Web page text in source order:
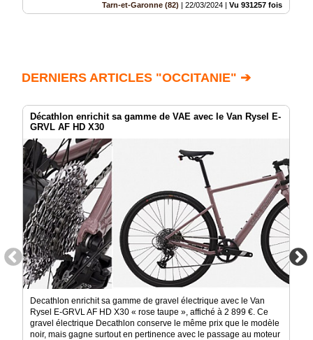
Tarn-et-Garonne (82) | 22/03/2024 | Vu 931257 fois
DERNIERS ARTICLES "OCCITANIE" ➔
Décathlon enrichit sa gamme de VAE avec le Van Rysel E-
GRVL AF HD X30
Decathlon enrichit sa gamme de gravel électrique avec le Van
Rysel E-GRVL AF HD X30 « rose taupe », affiché à 2 899 €. Ce
gravel électrique Decathlon conserve le même prix que le modèle
noir, mais gagne surtout en pertinence avec le passage au moteur